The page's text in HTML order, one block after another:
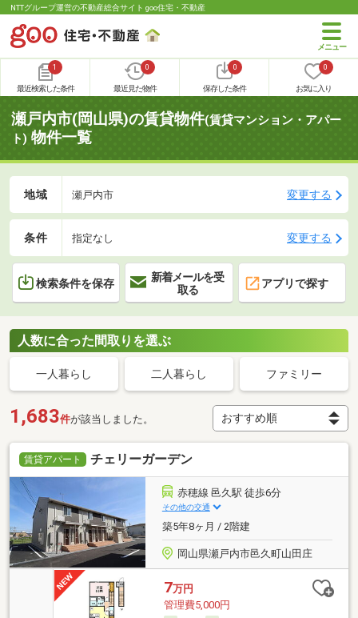
NTTグループ運営の不動産総合サイト goo住宅・不動産
1
最近検索した条件
0
最近見た物件
0
保存した条件
0
お気に入り
瀬戸内市(岡山県)の賃貸物件(賃貸マンション・アパー
ト) 物件一覧
地域 瀬戸内市 変更する
条件 指定なし 変更する
検索条件を保存
新着メールを受
取る
アプリで探す
人数に合った間取りを選ぶ
一人暮らし 二人暮らし ファミリー
1,683件が該当しました。
賃貸アパート チェリーガーデン
赤穂線 邑久駅 徒歩6分
その他の交通
築5年8ヶ月 / 2階建
岡山県瀬戸内市邑久町山田庄
7万円
管理費5,000円